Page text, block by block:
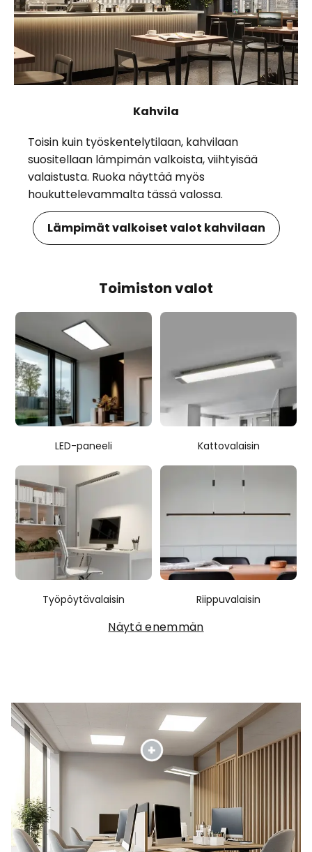
Kahvila
Toisin kuin työskentelytilaan, kahvilaan
suositellaan lämpimän valkoista, viihtyisää
valaistusta. Ruoka näyttää myös
houkuttelevammalta tässä valossa.
Lämpimät valkoiset valot kahvilaan
Toimiston valot
LED-paneeli Kattovalaisin
Työpöytävalaisin Riippuvalaisin
Näytä enemmän